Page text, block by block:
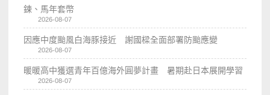
鍊、馬年套幣
2026-08-07
因應中度颱風白海豚接近 謝國樑全面部署防颱應變
2026-08-07
暖暖高中獲選青年百億海外圓夢計畫 暑期赴日本展開學習
2026-08-07